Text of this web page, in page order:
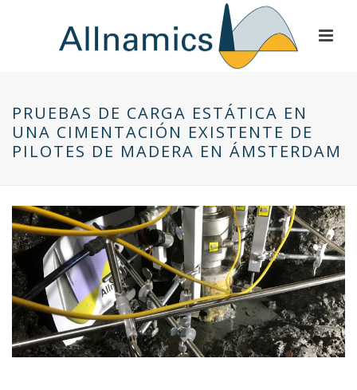
PRUEBAS DE CARGA ESTÁTICA EN
UNA CIMENTACIÓN EXISTENTE DE
PILOTES DE MADERA EN ÁMSTERDAM